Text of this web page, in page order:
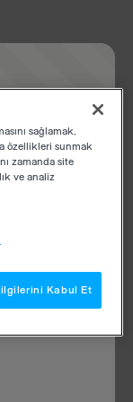
sağlamak,
özellikleri sunmak
zamanda site
ve analiz
Kabul Et